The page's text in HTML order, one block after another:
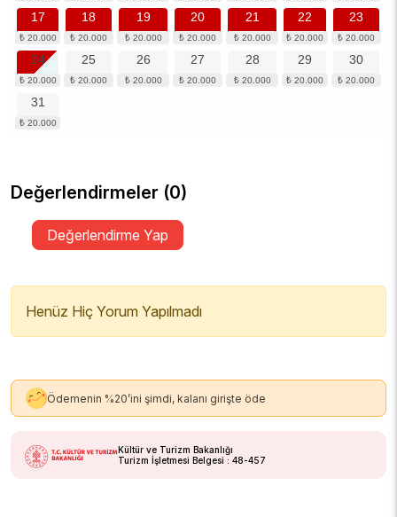
17 18 19 20 21 22 23
24 25 26 27 28 29 30
31
Değerlendirmeler (0)
Değerlendirme Yap
Henüz Hiç Yorum Yapılmadı
Ödemenin %20’ini şimdi, kalanı girişte öde
Kültür ve Turizm Bakanlığı
Turizm İşletmesi Belgesi : 48-457